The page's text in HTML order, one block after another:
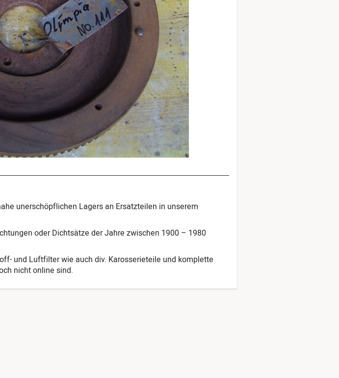
unerschöpflichen Lagers an Ersatzteilen in unserem
oder Dichtsätze der Jahre zwischen 1900 – 1980
und Luftfilter wie auch div. Karosserieteile und komplette
nicht online sind.